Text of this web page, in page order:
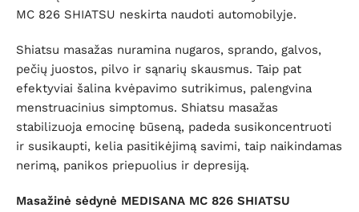
MC 826 SHIATSU neskirta naudoti automobilyje.
Shiatsu masažas nuramina nugaros, sprando, galvos,
pečių juostos, pilvo ir sąnarių skausmus. Taip pat
efektyviai šalina kvėpavimo sutrikimus, palengvina
menstruacinius simptomus. Shiatsu masažas
stabilizuoja emocinę būseną, padeda susikoncentruoti
ir susikaupti, kelia pasitikėjimą savimi, taip naikindamas
nerimą, panikos priepuolius ir depresiją.
Masažinė sėdynė MEDISANA MC 826 SHIATSU